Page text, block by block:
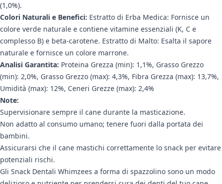
(1,0%).
Colori Naturali e Benefici: Estratto di Erba Medica: Fornisce un
colore verde naturale e contiene vitamine essenziali (K, C e
complesso B) e beta-carotene. Estratto di Malto: Esalta il sapore
naturale e fornisce un colore marrone.
Analisi Garantita: Proteina Grezza (min): 1,1%, Grasso Grezzo
(min): 2,0%, Grasso Grezzo (max): 4,3%, Fibra Grezza (max): 13,7%,
Umidità (max): 12%, Ceneri Grezze (max): 2,4%
Note:
Supervisionare sempre il cane durante la masticazione.
Non adatto al consumo umano; tenere fuori dalla portata dei
bambini.
Assicurarsi che il cane mastichi correttamente lo snack per evitare
potenziali rischi.
Gli Snack Dentali Whimzees a forma di spazzolino sono un modo